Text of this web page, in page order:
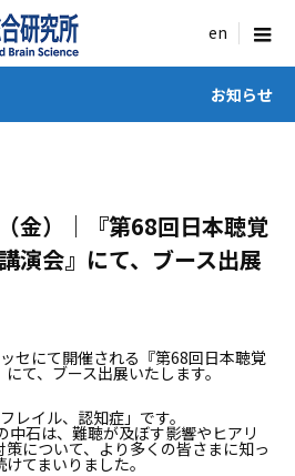
menu
お知らせ
金）｜『第68回日本聴覚
演会』にて、ブース出展
セにて開催される『第68回日本聴覚
て、ブース出展いたします。
レイル、認知症」です。
中石は、難聴が及ぼす影響やヒアリ
について、より多くの皆さまに知っ
てまいりました。